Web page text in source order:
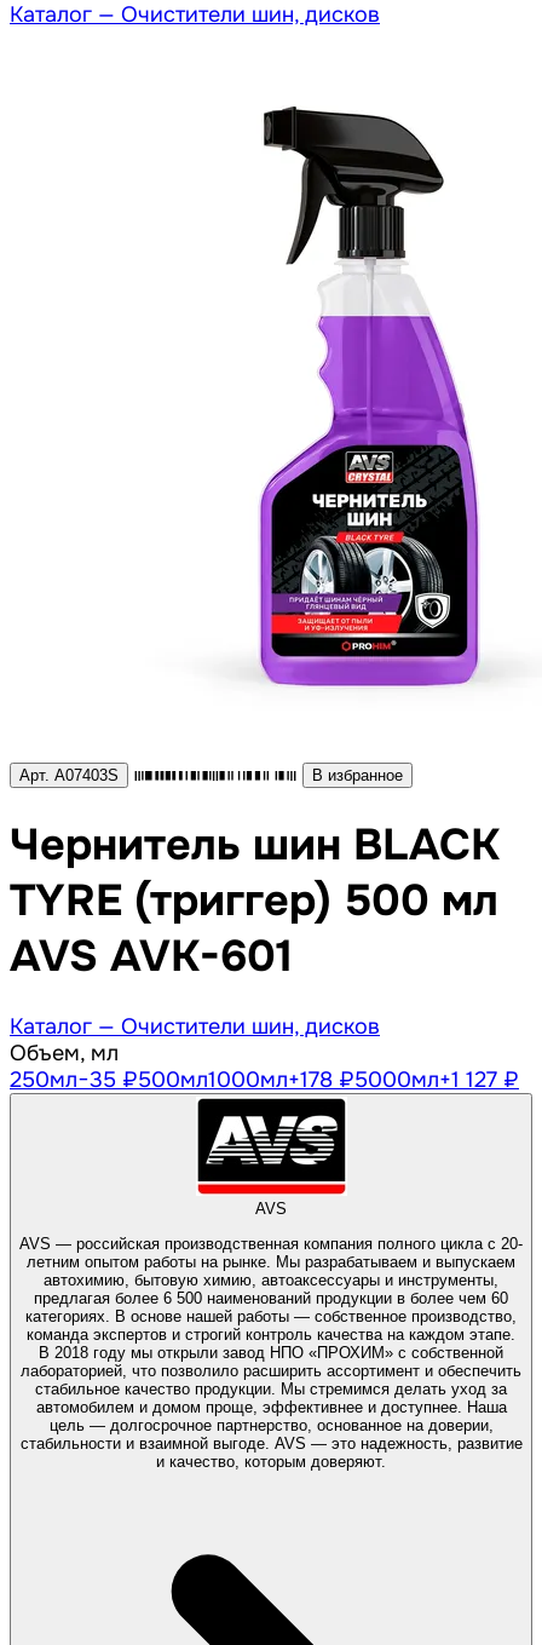
Каталог — Очистители шин, дисков
Арт. A07403S В избранное
Чернитель шин BLACK
TYRE (триггер) 500 мл
AVS AVK-601
Каталог — Очистители шин, дисков
Объем, мл
250мл−35 ₽500мл1000мл+178 ₽5000мл+1 127 ₽
AVS
AVS — российская производственная компания полного цикла с 20-
летним опытом работы на рынке. Мы разрабатываем и выпускаем
автохимию, бытовую химию, автоаксессуары и инструменты,
предлагая более 6 500 наименований продукции в более чем 60
категориях. В основе нашей работы — собственное производство,
команда экспертов и строгий контроль качества на каждом этапе.
В 2018 году мы открыли завод НПО «ПРОХИМ» с собственной
лабораторией, что позволило расширить ассортимент и обеспечить
стабильное качество продукции. Мы стремимся делать уход за
автомобилем и домом проще, эффективнее и доступнее. Наша
цель — долгосрочное партнерство, основанное на доверии,
стабильности и взаимной выгоде. AVS — это надежность, развитие
и качество, которым доверяют.